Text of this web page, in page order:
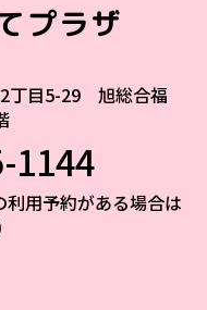
プラザ
丁目5-29 旭総合福
1144
用予約がある場合は